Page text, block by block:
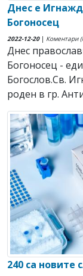
Днес е
Богоносец
2022-12-20| Коментари
Днес
Богоносец -
Богослов.Св.
роден в гр.
240 са новите